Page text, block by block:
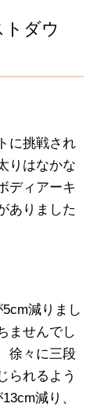
ダウ
に挑戦され
りはなかな
ディアーキ
ありました
減りまし
ませんでし
徐々に三段
られるよう
減り、